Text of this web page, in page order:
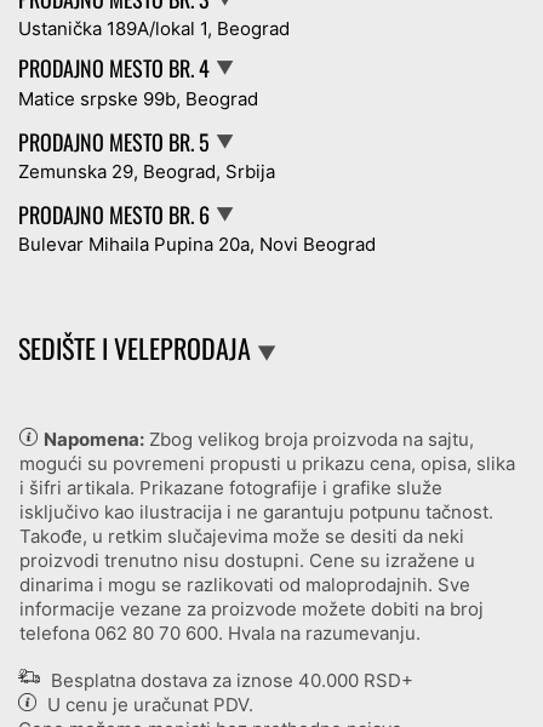
Ustanička 189A/lokal 1, Beograd
PRODAJNO MESTO BR. 4 ▼
Matice srpske 99b, Beograd
PRODAJNO MESTO BR. 5 ▼
Zemunska 29, Beograd, Srbija
PRODAJNO MESTO BR. 6 ▼
Bulevar Mihaila Pupina 20a, Novi Beograd
SEDIŠTE I VELEPRODAJA ▼
Napomena: Zbog velikog broja proizvoda na sajtu,
mogući su povremeni propusti u prikazu cena, opisa, slika
i šifri artikala. Prikazane fotografije i grafike služe
isključivo kao ilustracija i ne garantuju potpunu tačnost.
Takođe, u retkim slučajevima može se desiti da neki
proizvodi trenutno nisu dostupni. Cene su izražene u
dinarima i mogu se razlikovati od maloprodajnih. Sve
informacije vezane za proizvode možete dobiti na broj
telefona 062 80 70 600. Hvala na razumevanju.
Besplatna dostava za iznose 40.000 RSD+
U cenu je uračunat PDV.